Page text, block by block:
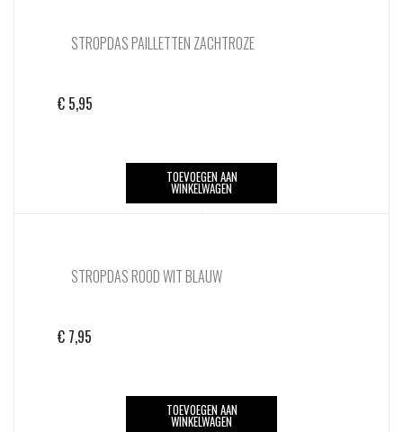
STROPDAS PAILLETTEN ZACHTROZE
€ 5,95
TOEVOEGEN AAN
WINKELWAGEN
STROPDAS ROOD WIT BLAUW
€ 7,95
TOEVOEGEN AAN
WINKELWAGEN